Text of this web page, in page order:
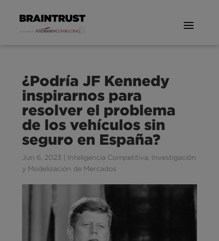
¿Podría JF Kennedy
inspirarnos para
resolver el problema
de los vehículos sin
seguro en España?
Jun 6, 2023 Inteligencia Competitiva Investigación
y Modelización de Mercados